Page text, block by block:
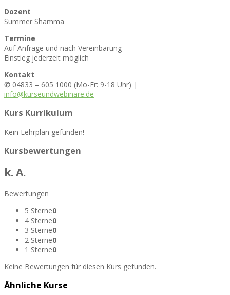
Dozent
Summer Shamma
Termine
Auf Anfrage und nach Vereinbarung
Einstieg jederzeit möglich
Kontakt
✆ 04833 – 605 1000 (Mo-Fr: 9-18 Uhr) |
info@kurseundwebinare.de
Kurs Kurrikulum
Kein Lehrplan gefunden!
Kursbewertungen
k. A.
Bewertungen
5 Sterne0
4 Sterne0
3 Sterne0
2 Sterne0
1 Sterne0
Keine Bewertungen für diesen Kurs gefunden.
Ähnliche Kurse